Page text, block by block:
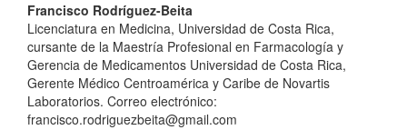
Francisco Rodríguez-Beita
Licenciatura en Medicina, Universidad de Costa Rica,
cursante de la Maestría Profesional en Farmacología y
Gerencia de Medicamentos Universidad de Costa Rica,
Gerente Médico Centroamérica y Caribe de Novartis
Laboratorios. Correo electrónico:
francisco.rodriguezbeita@gmail.com